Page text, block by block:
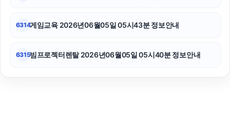
6314게임교육 2026년06월05일 05시43분 정보안내
6315빔프로젝터렌탈 2026년06월05일 05시40분 정보안내